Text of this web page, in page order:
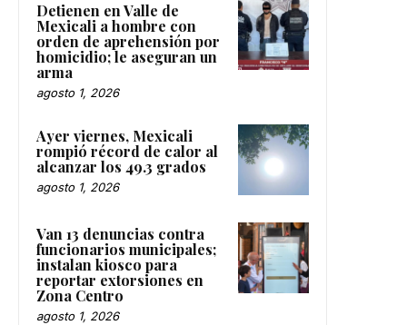
Detienen en Valle de
Mexicali a hombre con
orden de aprehensión por
homicidio; le aseguran un
arma
agosto 1, 2026
Ayer viernes, Mexicali
rompió récord de calor al
alcanzar los 49.3 grados
agosto 1, 2026
Van 13 denuncias contra
funcionarios municipales;
instalan kiosco para
reportar extorsiones en
Zona Centro
agosto 1, 2026